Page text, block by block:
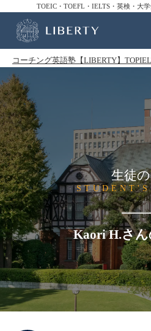
TOEIC・TOEFL・IELTS・英検・大
コーチング英語塾【LIBERTY】TOP
生徒
Kaori H.さ